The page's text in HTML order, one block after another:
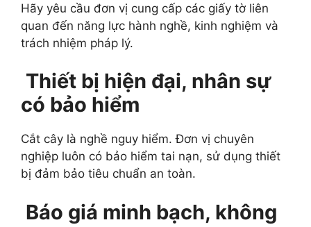
Hãy yêu cầu đơn vị cung cấp các giấy tờ liên
quan đến năng lực hành nghề, kinh nghiệm và
trách nhiệm pháp lý.
Thiết bị hiện đại, nhân sự
có bảo hiểm
Cắt cây là nghề nguy hiểm. Đơn vị chuyên
nghiệp luôn có bảo hiểm tai nạn, sử dụng thiết
bị đảm bảo tiêu chuẩn an toàn.
Báo giá minh bạch, không